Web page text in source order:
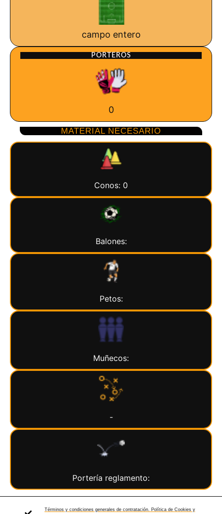
campo entero
PORTEROS
0
MATERIAL NECESARIO
Conos: 0
Balones:
Petos:
Muñecos:
-
Portería reglamento:
Términos y condiciones generales de contratación. Política de Cookies y